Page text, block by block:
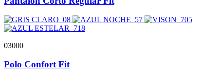
03000
Polo Confort Fit